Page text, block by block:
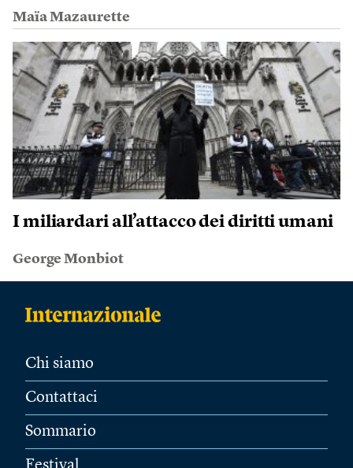
Maïa Mazaurette
I miliardari all’attacco dei diritti umani
George Monbiot
Chi siamo
Contattaci
Sommario